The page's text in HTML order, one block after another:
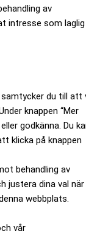
av
intresse som laglig
samtycker du till att
knappen “Mer
godkänna. Du
klicka på knappen
behandling av
justera dina val när
webbplats.
vår
är
lösningar.
blir att
den digitala
även om det
Deloitte i ett
att minska sina